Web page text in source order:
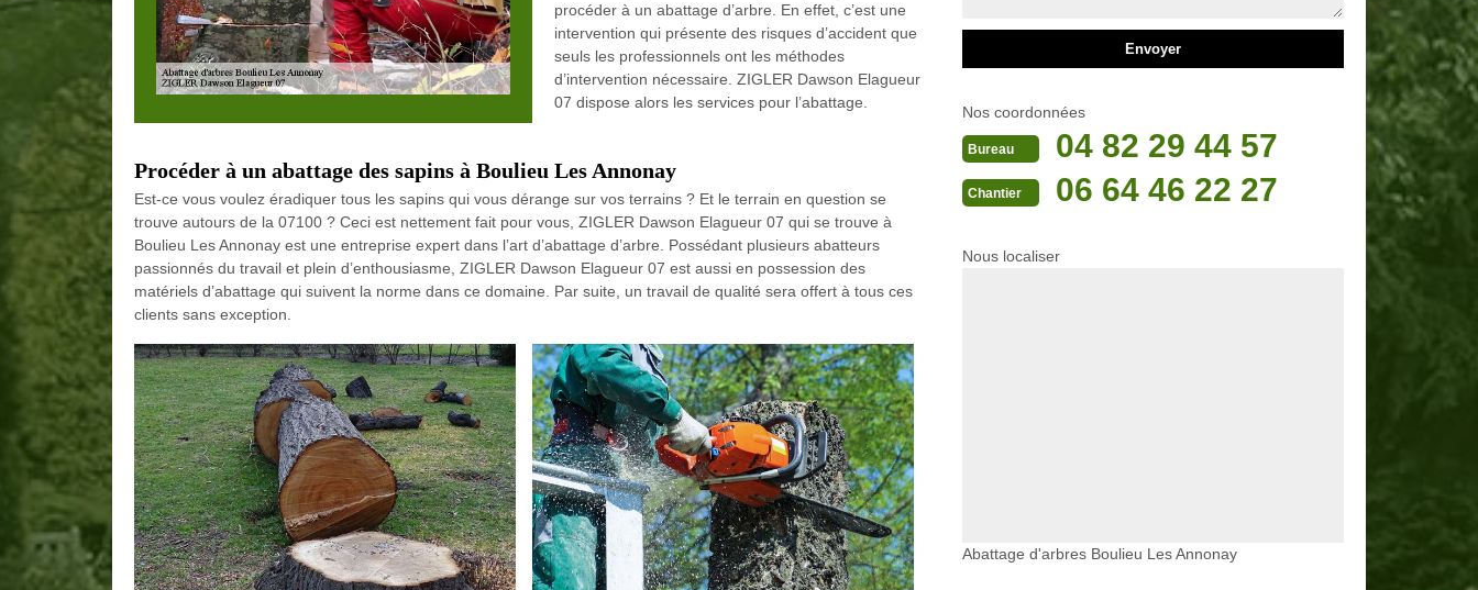
procéder à un abattage d’arbre. En effet, c’est une
intervention qui présente des risques d’accident que
seuls les professionnels ont les méthodes
d’intervention nécessaire. ZIGLER Dawson Elagueur
07 dispose alors les services pour l’abattage.
Procéder à un abattage des sapins à Boulieu Les Annonay
Est-ce vous voulez éradiquer tous les sapins qui vous dérange sur vos terrains ? Et le terrain en question se
trouve autours de la 07100 ? Ceci est nettement fait pour vous, ZIGLER Dawson Elagueur 07 qui se trouve à
Boulieu Les Annonay est une entreprise expert dans l’art d’abattage d’arbre. Possédant plusieurs abatteurs
passionnés du travail et plein d’enthousiasme, ZIGLER Dawson Elagueur 07 est aussi en possession des
matériels d’abattage qui suivent la norme dans ce domaine. Par suite, un travail de qualité sera offert à tous ces
clients sans exception.
Nos coordonnées
Bureau 04 82 29 44 57
Chantier 06 64 46 22 27
Nous localiser
Abattage d'arbres Boulieu Les Annonay